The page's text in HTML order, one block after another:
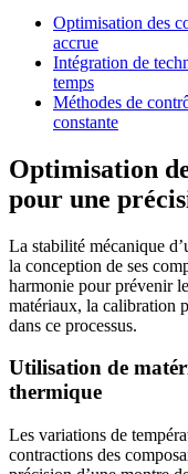
Optimisation des
accrue
Intégration de
temps
Méthodes de
constante
Optimisation
pour une
La stabilité mécanique
la conception de ses
harmonie pour prévenir
matériaux, la calibration
dans ce processus.
Utilisation de
thermique
Les variations de
contractions des